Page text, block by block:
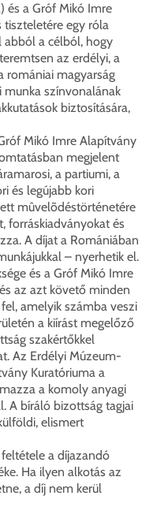
és a Gróf Mikó Imre
tiszteletére egy róla
abból a célból, hogy
az erdélyi, a
romániai magyarság
színvonalának
biztosítására,
Mikó Imre Alapítvány
megjelent
a partiumi, a
és legújabb kori
mûvelõdéstörténetére
forráskiadványokat és
A díjat a Romániában
– nyerhetik el.
és a Gróf Mikó Imre
az azt követő minden
amelyik számba veszi
a kiírást megelőző
szakértőkkel
Az Erdélyi Múzeum-
Kuratóriuma a
a komoly anyagi
A bíráló bizottság tagjai
elismert
a díjazandó
Ha ilyen alkotás az
a díj nem kerül